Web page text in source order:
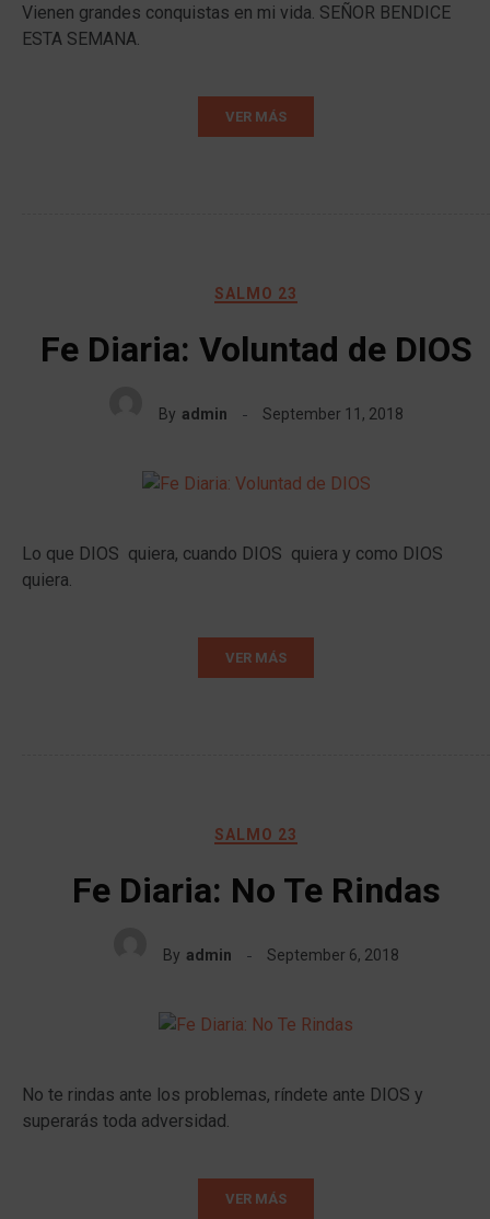
Vienen grandes conquistas en mi vida. SEÑOR BENDICE
ESTA SEMANA.
VER MÁS
SALMO 23
Fe Diaria: Voluntad de DIOS
By admin September 11, 2018
Lo que DIOS quiera, cuando DIOS quiera y como DIOS
quiera.
VER MÁS
SALMO 23
Fe Diaria: No Te Rindas
By admin September 6, 2018
No te rindas ante los problemas, ríndete ante DIOS y
superarás toda adversidad.
VER MÁS